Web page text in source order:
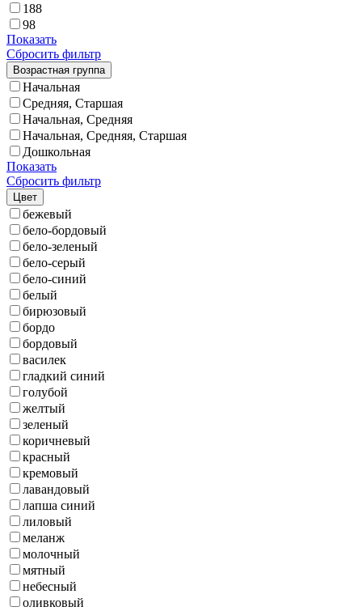
188
98
Показать
Сбросить фильтр
Возрастная группа
Начальная
Средняя, Старшая
Начальная, Средняя
Начальная, Средняя, Старшая
Дошкольная
Показать
Сбросить фильтр
Цвет
бежевый
бело-бордовый
бело-зеленый
бело-серый
бело-синий
белый
бирюзовый
бордо
бордовый
василек
гладкий синий
голубой
желтый
зеленый
коричневый
красный
кремовый
лавандовый
лапша синий
лиловый
меланж
молочный
мятный
небесный
оливковый